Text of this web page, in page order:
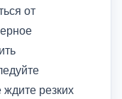
от
ждите резких